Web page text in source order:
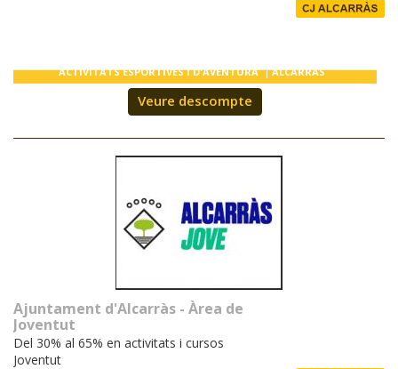
ACTIVITATS ESPORTIVES I D'AVENTURA ALCARRÀS
Veure descompte
Ajuntament d'Alcarràs - Àrea de
Joventut
Del 30% al 65% en activitats i cursos
Joventut